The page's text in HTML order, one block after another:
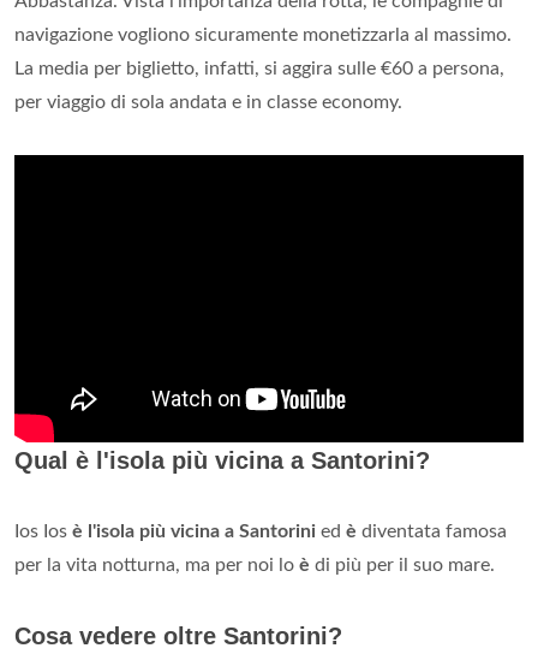
navigazione vogliono sicuramente monetizzarla al massimo.
La media per biglietto, infatti, si aggira sulle €60 a persona,
per viaggio di sola andata e in classe economy.
Qual è l'isola più vicina a Santorini?
Ios Ios è l'isola più vicina a Santorini ed è diventata famosa
per la vita notturna, ma per noi lo è di più per il suo mare.
Cosa vedere oltre Santorini?